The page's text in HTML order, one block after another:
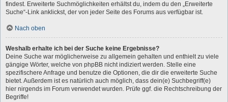
findest. Erweiterte Suchmöglichkeiten erhältst du, indem du den „Erweiterte
Suche“-Link anklickst, der von jeder Seite des Forums aus verfügbar ist.
Nach oben
Weshalb erhalte ich bei der Suche keine Ergebnisse?
Deine Suche war möglicherweise zu allgemein gehalten und enthielt zu viele
gängige Wörter, welche von phpBB nicht indiziert werden. Stelle eine
spezifischere Anfrage und benutze die Optionen, die dir die erweiterte Suche
bietet. Außerdem ist es natürlich auch möglich, dass dein(e) Suchbegriff(e)
hier nirgends im Forum verwendet wurden. Prüfe ggf. die Rechtschreibung der
Begriffe!